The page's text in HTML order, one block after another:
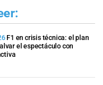
F1 en crisis técnica: el plan
el espectáculo con